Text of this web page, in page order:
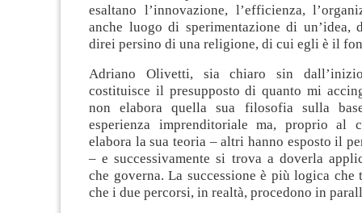
esaltano l’innovazione, l’efficienza,
anche luogo di sperimentazione di un’idea,
direi persino di una religione, di cui egli è il
Adriano Olivetti, sia chiaro sin
costituisce il presupposto di quanto mi
non elabora quella sua filosofia sulla
esperienza imprenditoriale ma, proprio al
elabora la sua teoria – altri hanno esposto il
– e successivamente si trova a doverla
che governa. La successione è più logica che
che i due percorsi, in realtà, procedono in